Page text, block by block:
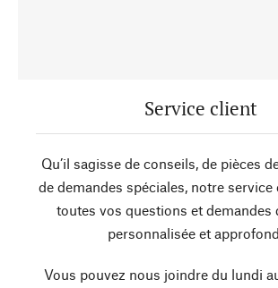
Service client
Qu’il sagisse de conseils, de pièces
de demandes spéciales, notre
toutes vos questions et demandes
personnalisée et
Vous pouvez nous joindre du lundi